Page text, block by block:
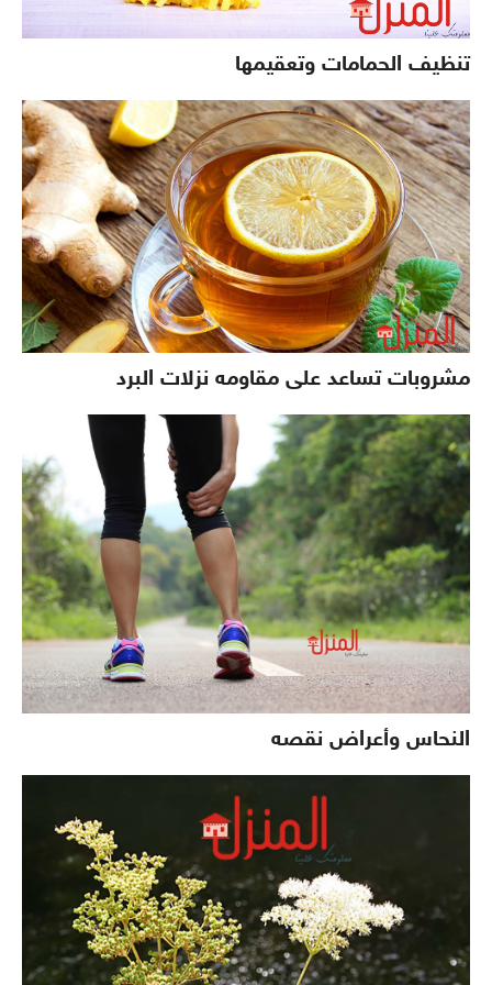
تنظيف الحمامات وتعقيمها
مشروبات تساعد على مقاومه نزلات البرد
النحاس وأعراض نقصه